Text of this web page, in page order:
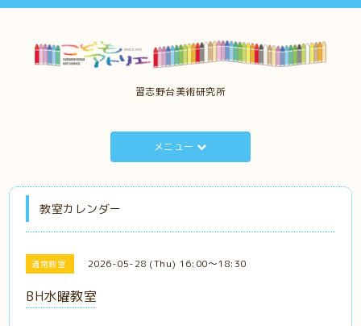
習志野台美術研究所
メニュー
教室カレンダー
通常教室 2026-05-28 (Thu) 16:00～18:30
BH水曜教室